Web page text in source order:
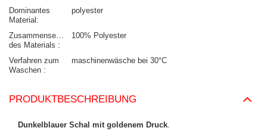
Dominantes
Material
polyester
Zusammensetzung
des Materials
100% Polyester
Verfahren zum
Waschen
maschinenwäsche bei 30°C
PRODUKTBESCHREIBUNG
Dunkelblauer Schal mit goldenem Druck